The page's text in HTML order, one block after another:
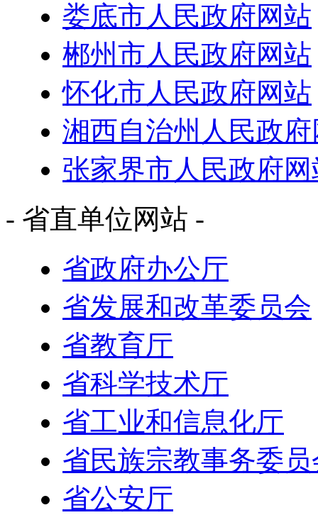
娄底市人民政府网站
郴州市人民政府网站
怀化市人民政府网站
湘西自治州人民政
张家界市人民政府网
- 省直单位网站 -
省政府办公厅
省发展和改革委员会
省教育厅
省科学技术厅
省工业和信息化厅
省民族宗教事务委员
省公安厅